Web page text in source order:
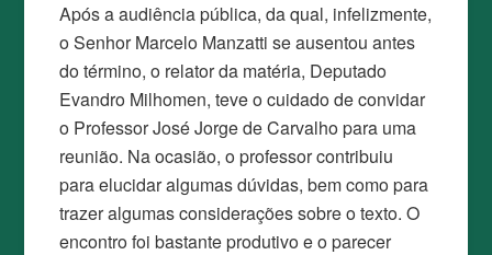
Após a audiência pública, da qual, infelizmente,
o Senhor Marcelo Manzatti se ausentou antes
do término, o relator da matéria, Deputado
Evandro Milhomen, teve o cuidado de convidar
o Professor José Jorge de Carvalho para uma
reunião. Na ocasião, o professor contribuiu
para elucidar algumas dúvidas, bem como para
trazer algumas considerações sobre o texto. O
encontro foi bastante produtivo e o parecer